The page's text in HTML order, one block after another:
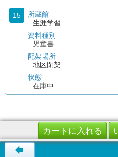
15
所蔵館
生涯学習
資料種別
児童書
配架場所
地区閉架
状態
在庫中